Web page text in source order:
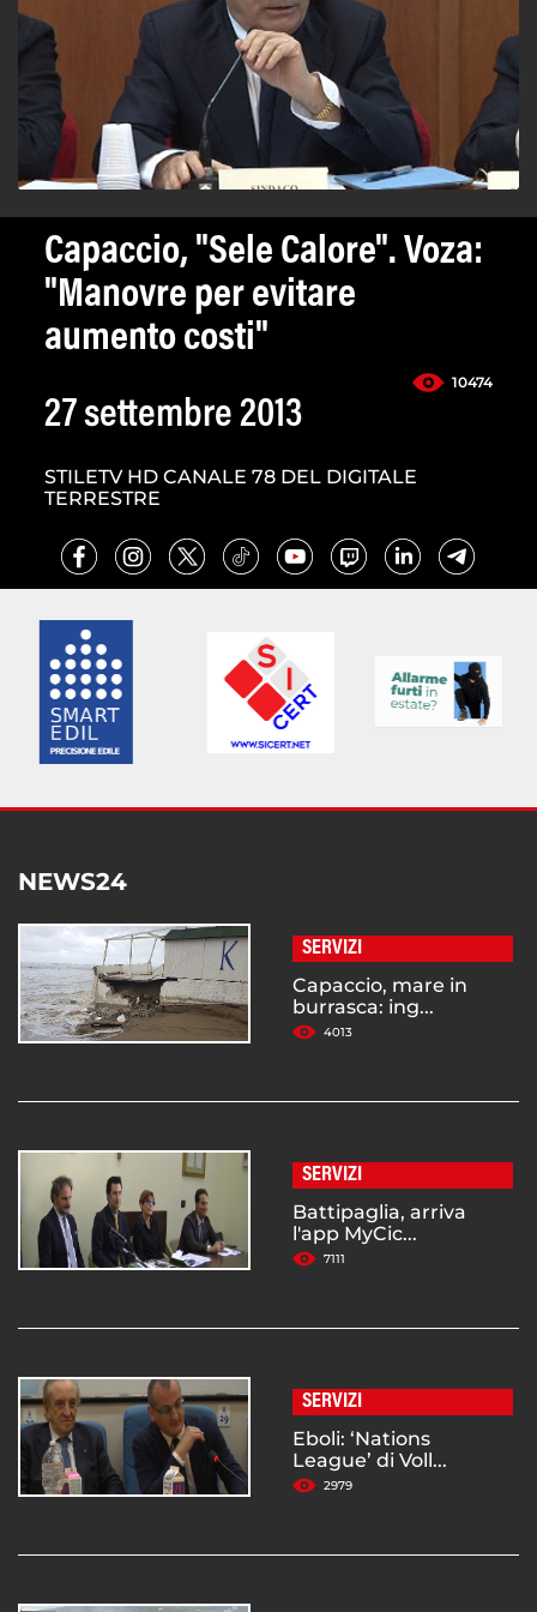
Capaccio, "Sele Calore". Voza:
"Manovre per evitare
aumento costi"
10474
27 settembre 2013
STILETV HD CANALE 78 DEL DIGITALE
TERRESTRE
NEWS24
SERVIZI
Capaccio, mare in
burrasca: ing...
4013
SERVIZI
Battipaglia, arriva
l'app MyCic...
7111
SERVIZI
Eboli: ‘Nations
League’ di Voll...
2979